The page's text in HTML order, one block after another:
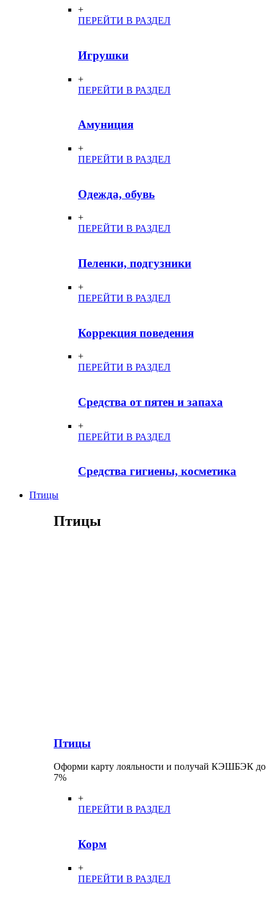
+
ПЕРЕЙТИ В РАЗДЕЛ
Игрушки
+
ПЕРЕЙТИ В РАЗДЕЛ
Амуниция
+
ПЕРЕЙТИ В РАЗДЕЛ
Одежда, обувь
+
ПЕРЕЙТИ В РАЗДЕЛ
Пеленки, подгузники
+
ПЕРЕЙТИ В РАЗДЕЛ
Коррекция поведения
+
ПЕРЕЙТИ В РАЗДЕЛ
Средства от пятен и запаха
+
ПЕРЕЙТИ В РАЗДЕЛ
Средства гигиены, косметика
Птицы
Птицы
Птицы
Оформи карту лояльности и получай КЭШБЭК до
7%
+
ПЕРЕЙТИ В РАЗДЕЛ
Корм
+
ПЕРЕЙТИ В РАЗДЕЛ